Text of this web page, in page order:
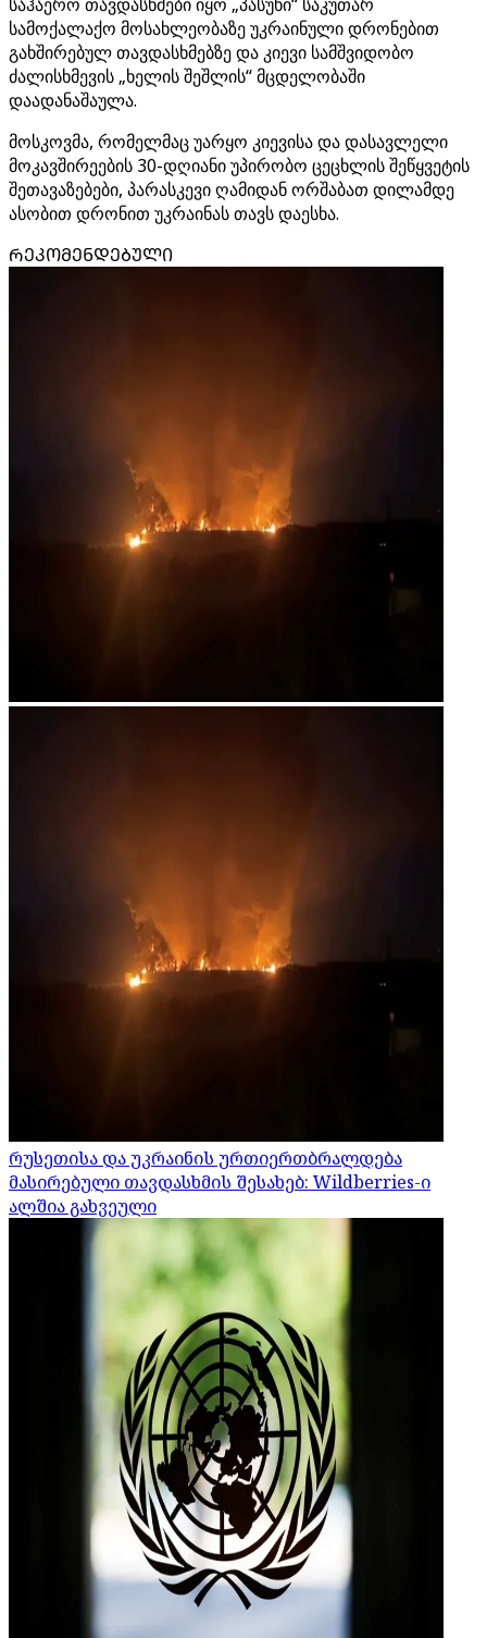
სამოქალაქო მოსახლეობაზე უკრაინული დრონებით
გახშირებულ თავდასხმებზე და კიევი სამშვიდობო
ძალისხმევის „ხელის შეშლის“ მცდელობაში
დაადანაშაულა.
მოსკოვმა, რომელმაც უარყო კიევისა და დასავლელი
მოკავშირეების 30-დღიანი უპირობო ცეცხლის შეწყვეტის
შეთავაზებები, პარასკევი ღამიდან ორშაბათ დილამდე
ასობით დრონით უკრაინას თავს დაესხა.
ᲠᲔᲙᲝᲛᲔᲜᲓᲔᲑᲣᲚᲘ
რუსეთისა და უკრაინის ურთიერთბრალდება
მასირებული თავდასხმის შესახებ: Wildberries-ი
ალშია გახვეული